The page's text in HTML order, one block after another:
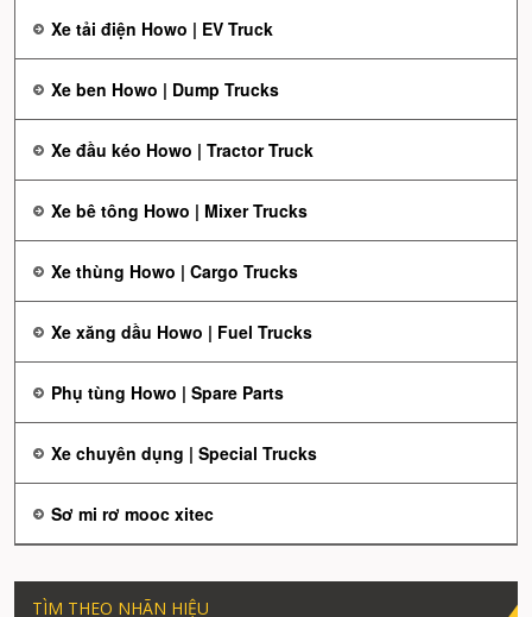
Xe tải điện Howo | EV Truck
Xe ben Howo | Dump Trucks
Xe đầu kéo Howo | Tractor Truck
Xe bê tông Howo | Mixer Trucks
Xe thùng Howo | Cargo Trucks
Xe xăng dầu Howo | Fuel Trucks
Phụ tùng Howo | Spare Parts
Xe chuyên dụng | Special Trucks
Sơ mi rơ mooc xitec
TÌM THEO NHÃN HIỆU